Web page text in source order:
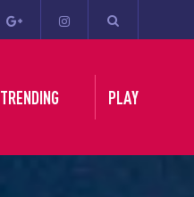
TRENDING PLAY